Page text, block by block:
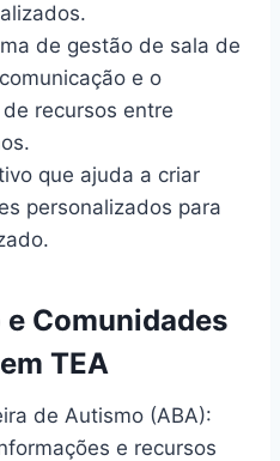
de gestão de sala de
e o
recursos entre
que ajuda a criar
personalizados para
e Comunidades
TEA
de Autismo (ABA):
e recursos